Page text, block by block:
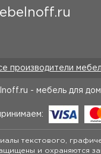
производители
- мебель для
текстового,
и охраняются